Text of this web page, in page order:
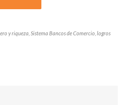
y riqueza, Sistema Bancos de Comercio, logros